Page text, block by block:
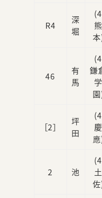
R4
深
堀
(4
熊
46
有
馬
(4
鎌
学
［2］
坪
田
(4
慶
2 池
(4
土